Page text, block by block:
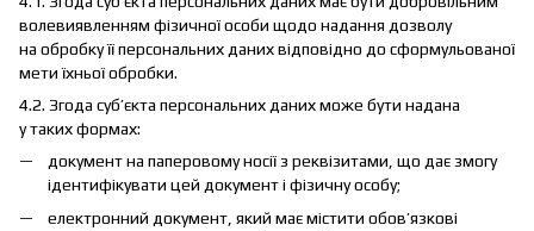
волевиявленням фізичної особи щодо надання дозволу
на обробку її персональних даних відповідно до сформульованої
мети їхньої обробки.
4.2. Згода суб’єкта персональних даних може бути надана
у таких формах:
документ на паперовому носії з реквізитами, що дає змогу
ідентифікувати цей документ і фізичну особу;
електронний документ, який має містити обов’язкові